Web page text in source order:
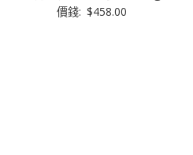
價錢: $458.00